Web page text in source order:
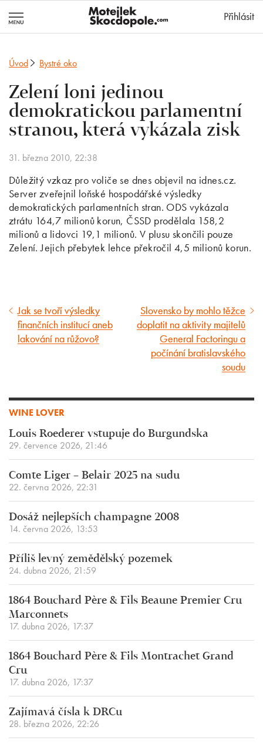
Přihlásit
Úvod Bystré oko
Zelení loni jedinou
demokratickou parlamentní
stranou, která vykázala zisk
31. března 2010, 22:38
Důležitý vzkaz pro voliče se dnes objevil na idnes.cz.
Server zveřejnil loňské hospodářské výsledky
demokratických parlamentních stran. ODS vykázala
ztrátu 164,7 milionů korun, ČSSD prodělala 158,2
milionů a lidovci 19,1 milionů. V plusu skončili pouze
Zelení. Jejich přebytek lehce překročil 4,5 milionů korun.
Předcházející
článek
Jak se tvoří výsledky
finančních institucí aneb
lakování na růžovo?
Následující
článek
Slovensko by mohlo těžce
doplatit na aktivity majitelů
General Factoringu a
počínání bratislavského
soudu
WINE LOVER
Louis Roederer vstupuje do Burgundska
29. července 2026, 21:46
Comte Liger – Belair 2025 na sudu
22. června 2026, 22:31
Dosáž nejlepších champagne 2008
14. června 2026, 13:53
Příliš levný zemědělský pozemek
24. dubna 2026, 21:59
1864 Bouchard Père & Fils Beaune Premier Cru
Marconnets
17. dubna 2026, 17:37
1864 Bouchard Père & Fils Montrachet Grand
Cru
17. dubna 2026, 17:37
Zajímavá čísla k DRCu
28. března 2026, 22:26